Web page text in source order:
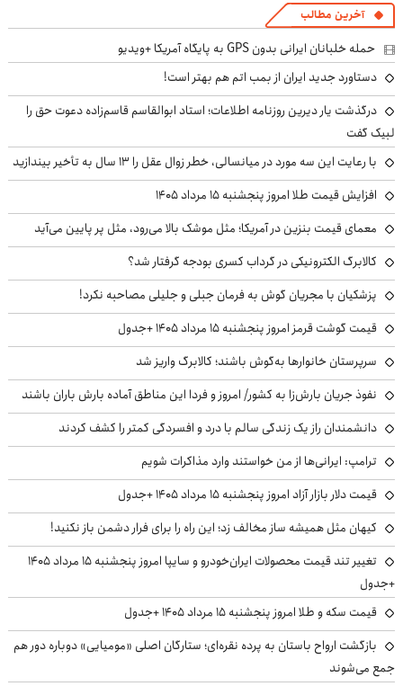
آخرین مطالب
حمله خلبانان ایرانی بدون GPS به پایگاه آمریکا +ویدیو
دستاورد جدید ایران از بمب اتم هم بهتر است!
درگذشت یار دیرین روزنامه اطلاعات؛ استاد ابوالقاسم قاسم‌زاده دعوت حق را
لبیک گفت
با رعایت این سه مورد در میانسالی، خطر زوال عقل را ۱۳ سال به تأخیر بیندازید
افزایش قیمت طلا امروز پنجشنبه ۱۵ مرداد ۱۴۰۵
معمای قیمت بنزین در آمریکا؛ مثل موشک بالا می‌رود، مثل پر پایین می‌آید
کالابرگ الکترونیکی در گرداب کسری بودجه گرفتار شد؟
پزشکیان با مجریان گوش به فرمان جبلی و جلیلی مصاحبه نکرد!
قیمت گوشت قرمز امروز پنجشنبه ۱۵ مرداد ۱۴۰۵ +جدول
سرپرستان خانوارها به‌گوش باشند؛ کالابرگ واریز شد
نفوذ جریان بارش‌زا به کشور/ امروز و فردا این مناطق آماده بارش باران باشند
دانشمندان راز یک زندگی سالم با درد و افسردگی کمتر را کشف کردند
ترامپ: ایرانی‌ها از من خواستند وارد مذاکرات شویم
قیمت دلار بازار آزاد امروز پنجشنبه ۱۵ مرداد ۱۴۰۵ +جدول
کیهان مثل همیشه ساز مخالف زد؛ این راه را برای فرار دشمن باز نکنید!
تغییر تند قیمت محصولات ایران‌خودرو و سایپا امروز پنجشنبه ۱۵ مرداد ۱۴۰۵
+جدول
قیمت سکه و طلا امروز پنجشنبه ۱۵ مرداد ۱۴۰۵ +جدول
بازگشت ارواح باستان به پرده نقره‌ای؛ ستارگان اصلی «مومیایی» دوباره دور هم
جمع می‌شوند